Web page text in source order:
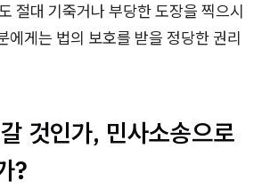
절대 기죽거나 부당한 도장을 찍으시
에게는 법의 보호를 받을 정당한 권리
것인가, 민사소송으로
?